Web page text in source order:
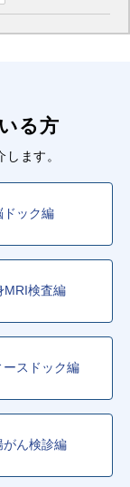
る方
ます。
ドック編
MRI検査編
ースドック編
がん検診編